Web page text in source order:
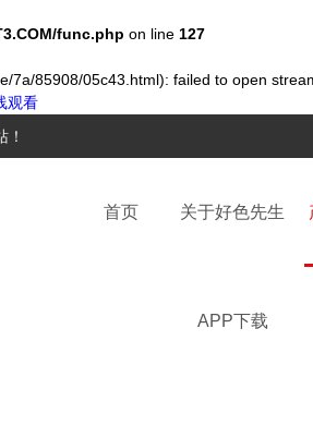
func.php on line 127
7a/85908/05c43.html): failed to open
观看
！
首页 关于好色先生
APP下载